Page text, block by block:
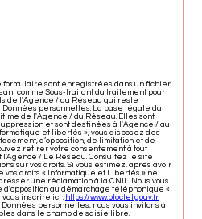
formulaire sont enregistrées dans un fichier
comme Sous-traitant du traitement pour
de l'Agence / du Réseau qui reste
Données personnelles. La base légale du
de l'Agence / du Réseau. Elles sont
et sont destinées à l'Agence / au
et libertés », vous disposez des
d’opposition, de limitation et de
retirer votre consentement à tout
/ Le Réseau. Consultez le site
sur vos droits. Si vous estimez, après avoir
droits « Informatique et Libertés » ne
une réclamation à la CNIL. Nous vous
d'opposition au démarchage téléphonique «
inscrire ici : https://www.bloctel.gouv.fr.
personnelles, nous vous invitons à
dans le champ de saisie libre.